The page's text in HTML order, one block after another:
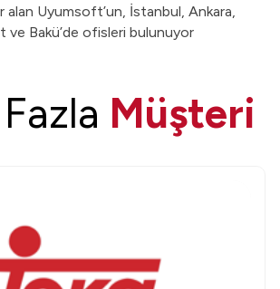
alan Uyumsoft’un, İstanbul, Ankara,
ve Bakü’de ofisleri bulunuyor
Müşteri